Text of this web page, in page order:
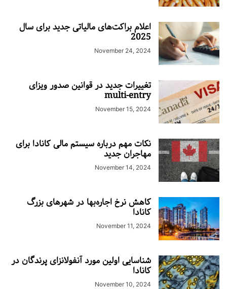
اعلام براکت‌های مالیاتی جدید برای سال
2025
November 24, 2024
تغییرات جدید در قوانین صدور ویزای
multi-entry
November 15, 2024
نکات مهم درباره سیستم مالی کانادا برای
مهاجران جدید
November 14, 2024
کاهش نرخ اجاره‌بها در شهرهای بزرگ
کانادا
November 11, 2024
شناسایی اولین مورد آنفولانزای پرندگان در
کانادا
November 10, 2024